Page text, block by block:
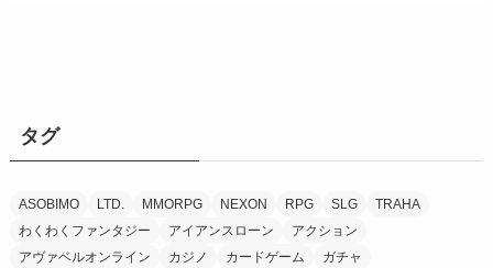
タグ
ASOBIMO LTD. MMORPG NEXON RPG SLG
TRAHA
わくわくファンタジー
アイアンスローン
アクション
アヴァベルオンライン
カジノ カードゲーム ガチャ